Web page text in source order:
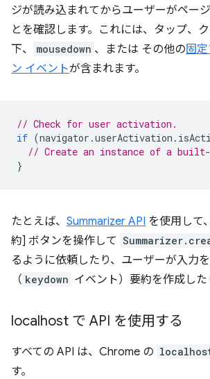
ジが読み込まれてからユーザーがペー
とを確認します。これには、タップ、
下、
mousedown 、または その他の固
ン イベントが含まれます。
// Check for user activation.
if (navigator .userActivation .
// Create an instance of a
}
たとえば、 Summarizer API を使用して
約] ボタンを操作して
るように依頼したり、ユーザーが入力
（ keydown イベント）要約を作成した
localhost で API を使用する
すべての API は、Chrome の
す。